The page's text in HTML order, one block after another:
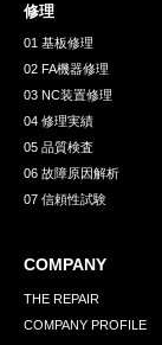
修理
01 基板修理
02 FA機器修理
03 NC装置修理
04 修理実績
05 品質検査
06 故障原因解析
07 信頼性試験
COMPANY
THE REPAIR
COMPANY PROFILE